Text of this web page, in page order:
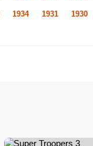
1934 1931 1930